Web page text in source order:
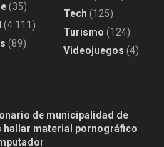
(35)
(4.111)
(89)
Tech (125)
Turismo (124)
Videojuegos (4)
de municipalidad de
hallar material pornográfico